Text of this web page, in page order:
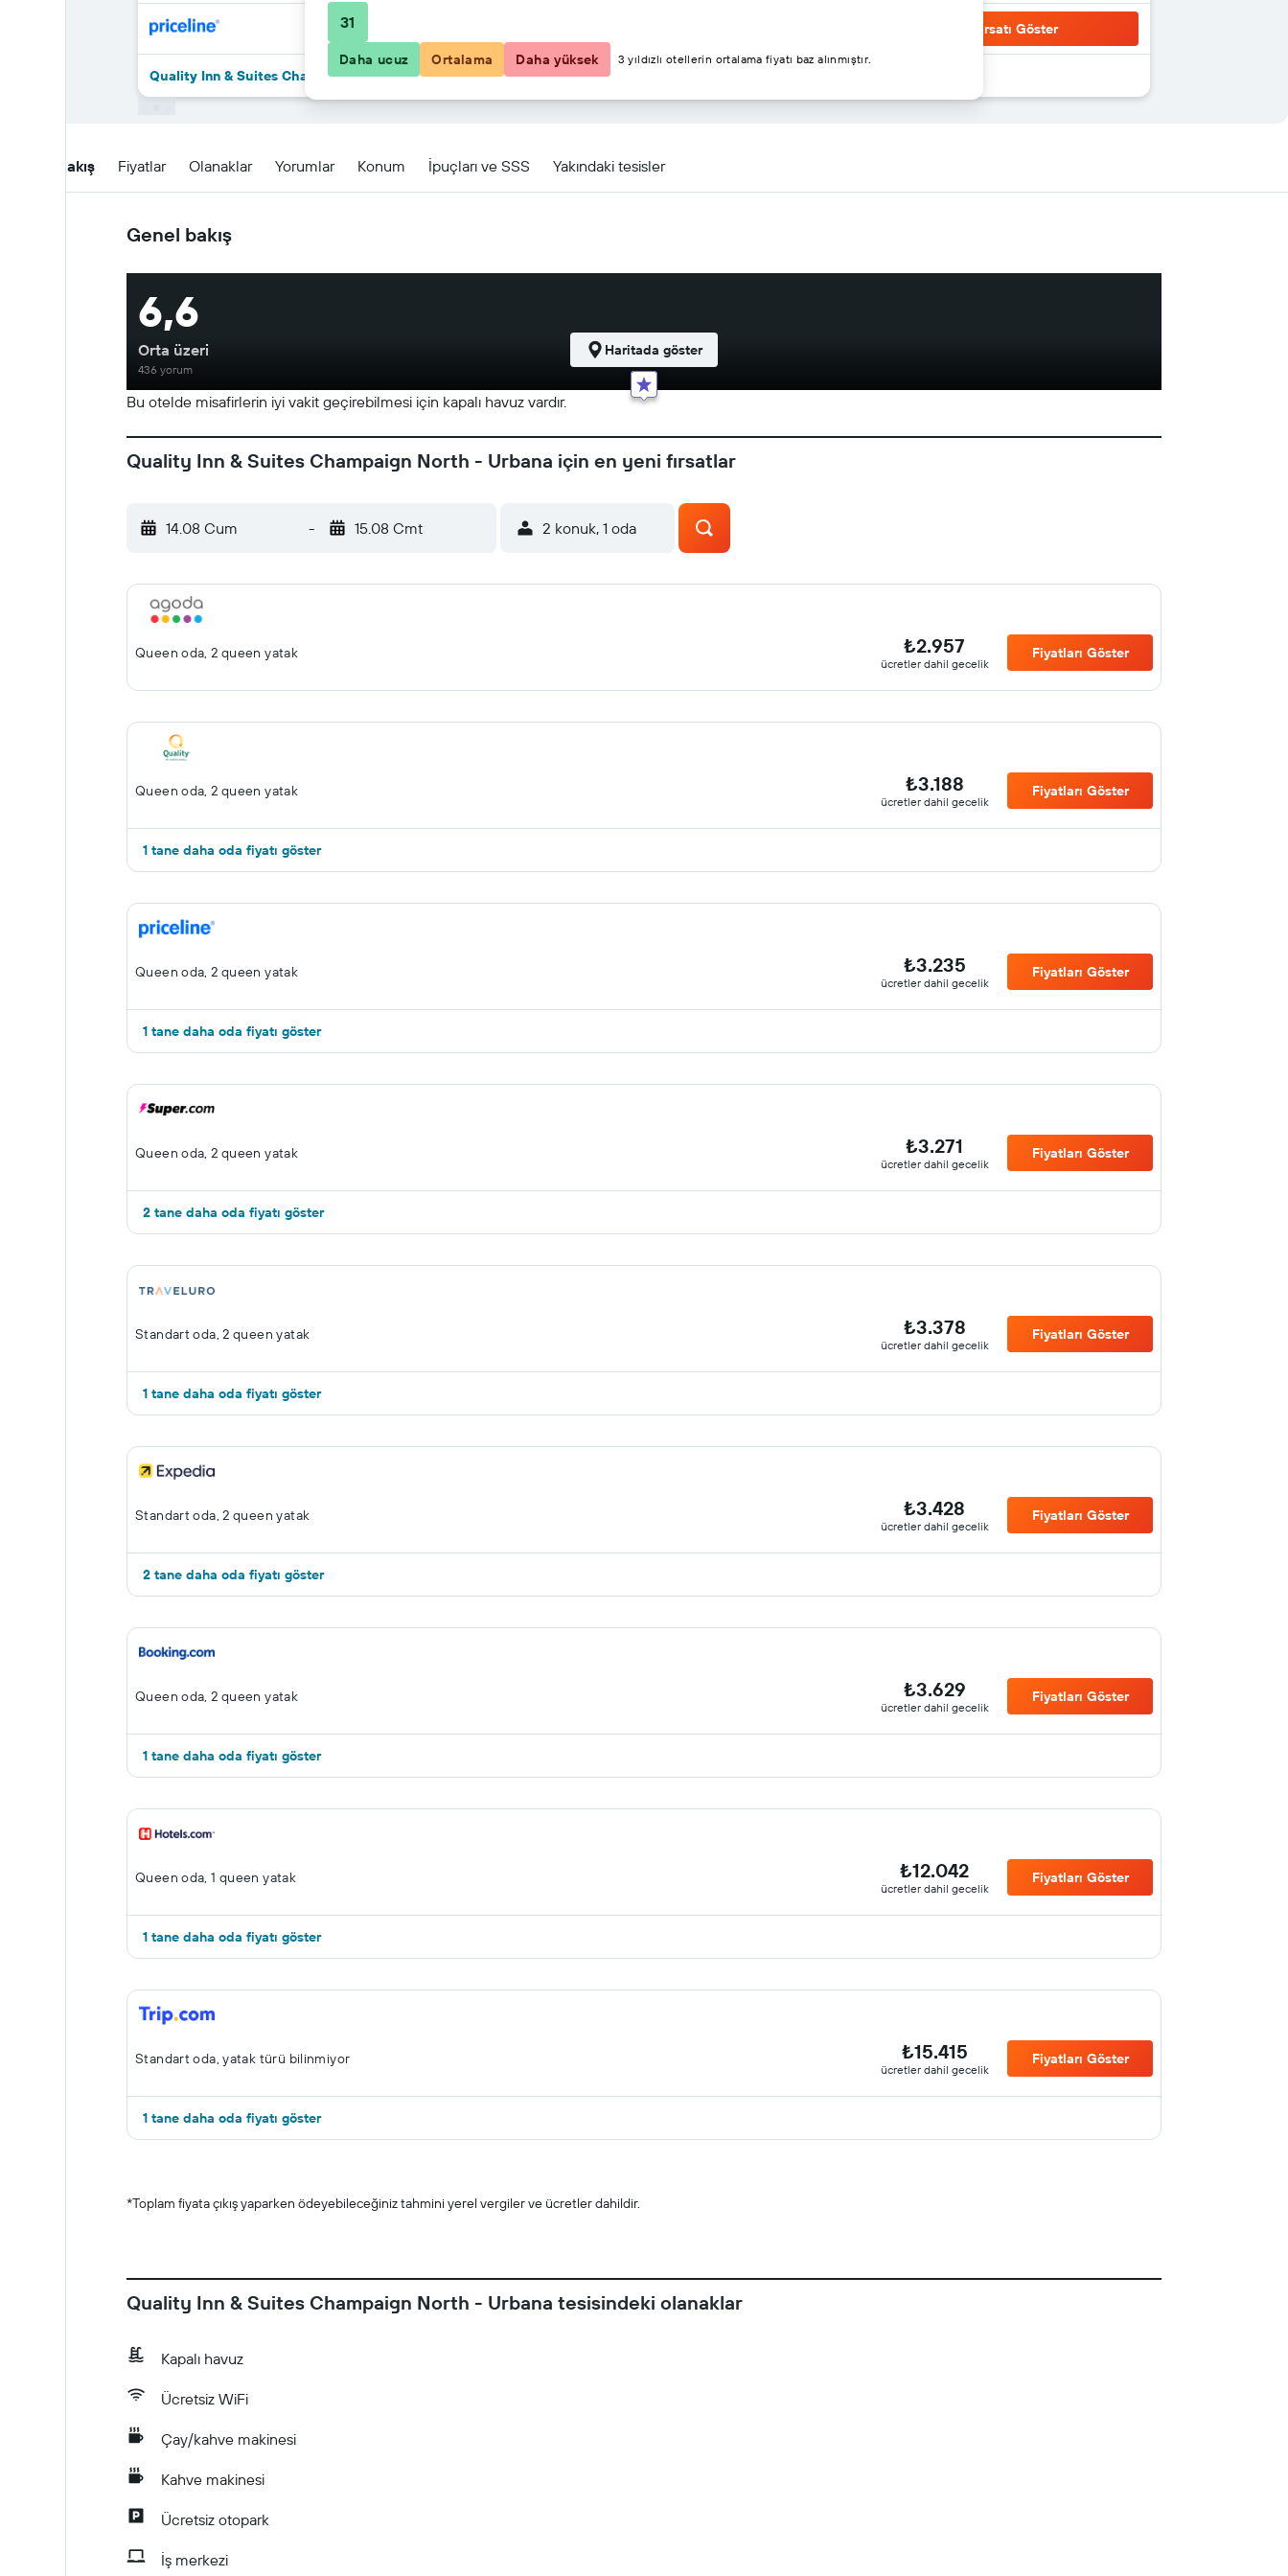
Fırsatı Göster
Quality Inn & Suites Champaign North - Urbana için diğer 19fırsat
Genel Bakış Fiyatlar Olanaklar Yorumlar Konum İpuçları ve SSS Yakındaki tesisler
Genel bakış
Bu otelde misafirlerin iyi vakit geçirebilmesi için kapalı havuz vardır.
6,6
Orta üzeri
436 yorum
Haritada göster
Quality Inn & Suites Champaign North - Urbana için en yeni fırsatlar
14.08 Cum - 15.08 Cmt 2 konuk, 1 oda
Queen oda, 2 queen yatak ₺2.957
ücretler dahil gecelik
Fiyatları Göster
Queen oda, 2 queen yatak ₺3.188
ücretler dahil gecelik
Fiyatları Göster
1 tane daha oda fiyatı göster
Queen oda, 2 queen yatak ₺3.235
ücretler dahil gecelik
Fiyatları Göster
1 tane daha oda fiyatı göster
Queen oda, 2 queen yatak ₺3.271
ücretler dahil gecelik
Fiyatları Göster
2 tane daha oda fiyatı göster
Standart oda, 2 queen yatak ₺3.378
ücretler dahil gecelik
Fiyatları Göster
1 tane daha oda fiyatı göster
Standart oda, 2 queen yatak ₺3.428
ücretler dahil gecelik
Fiyatları Göster
2 tane daha oda fiyatı göster
Queen oda, 2 queen yatak ₺3.629
ücretler dahil gecelik
Fiyatları Göster
1 tane daha oda fiyatı göster
Queen oda, 1 queen yatak ₺12.042
ücretler dahil gecelik
Fiyatları Göster
1 tane daha oda fiyatı göster
Standart oda, yatak türü bilinmiyor ₺15.415
ücretler dahil gecelik
Fiyatları Göster
1 tane daha oda fiyatı göster
*Toplam fiyata çıkış yaparken ödeyebileceğiniz tahmini yerel vergiler ve ücretler dahildir.
Quality Inn & Suites Champaign North - Urbana tesisindeki olanaklar
Kapalı havuz
Ücretsiz WiFi
Çay/kahve makinesi
Kahve makinesi
Ücretsiz otopark
İş merkezi
31
Daha ucuz Ortalama Daha yüksek 3 yıldızlı otellerin ortalama fiyatı baz alınmıştır.